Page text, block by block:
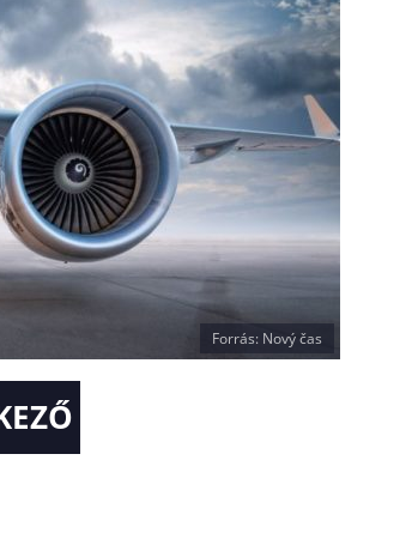
Forrás: Nový čas